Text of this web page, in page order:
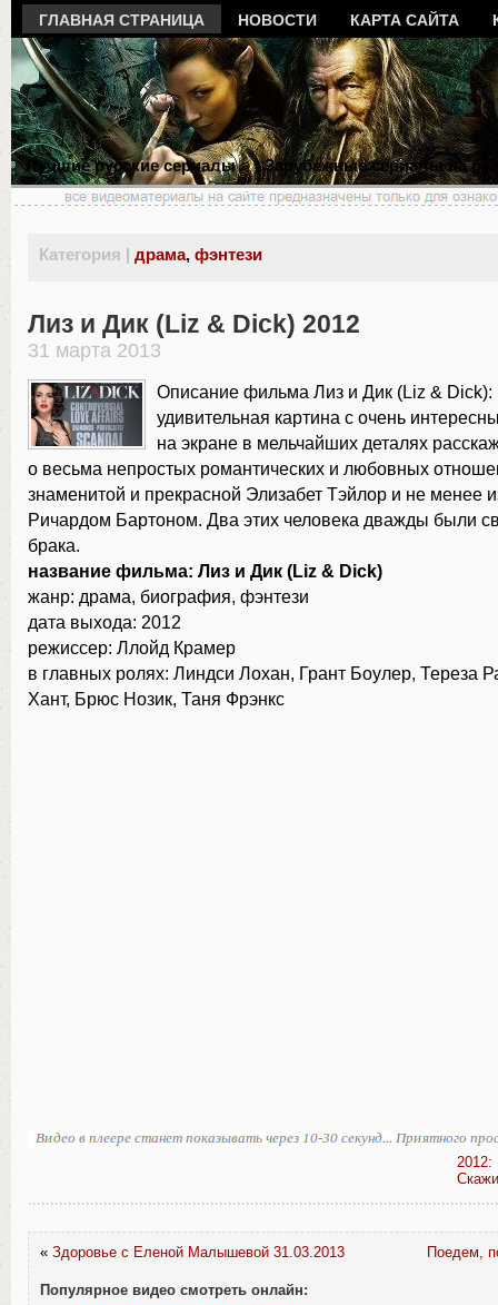
ГЛАВНАЯ СТРАНИЦА НОВОСТИ КАРТА САЙТА
Лучшие русские сериалы Зарубежные сериалы на
Категория | драма, фэнтези
Лиз и Дик (Liz & Dick) 2012
31 марта 2013
Описание фильма Лиз и Дик (Liz & Dick):
удивительная картина с очень
на экране в мельчайших деталях
о весьма непростых романтических и любовных
знаменитой и прекрасной Элизабет Тэйлор и не менее
Ричардом Бартоном. Два этих человека дважды были
брака.
название фильма: Лиз и Дик (Liz & Dick)
жанр: драма, биография, фэнтези
дата выхода: 2012
режиссер: Ллойд Крамер
в главных ролях: Линдси Лохан, Грант Боулер, Тереза
Хант, Брюс Нозик, Таня Фрэнкс
2012:
« Здоровье с Еленой Малышевой 31.03.2013 Поедем,
Популярное видео смотреть онлайн: